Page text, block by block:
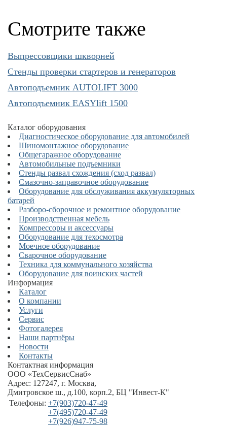
Смотрите также
Выпрессовщики шкворней
Cтенды проверки стартеров и генераторов
Автоподъемник AUTOLIFT 3000
Автоподъемник EASYlift 1500
Каталог оборудования
Диагностическое оборудование для автомобилей
Шиномонтажное оборудование
Общегаражное оборудование
Автомобильные подъемники
Стенды развал схождения (сход развал)
Смазочно-заправочное оборудование
Оборудование для обслуживания аккумуляторных
батарей
Разборо-сборочное и ремонтное оборудование
Производственная мебель
Компрессоры и аксессуары
Оборудование для техосмотра
Моечное оборудование
Сварочное оборудование
Техника для коммунального хозяйства
Оборудование для воинских частей
Информация
Каталог
О компании
Услуги
Сервис
Фотогалерея
Наши партнёры
Новости
Контакты
Контактная информация
ООО «ТехСервисСнаб»
Адрес: 127247, г. Москва,
Дмитровское ш., д.100, корп.2, БЦ "Инвест-К"
Телефоны: +7(903)720-47-49
+7(495)720-47-49
+7(926)947-75-98